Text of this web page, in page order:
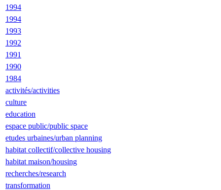
1994
1994
1993
1992
1991
1990
1984
activités/activities
culture
education
espace public/public space
etudes urbaines/urban planning
habitat collectif/collective housing
habitat maison/housing
recherches/research
transformation